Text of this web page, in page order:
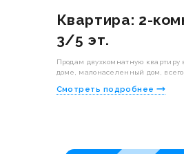
Квартира: 2-
3/5 эт.
Продам двухкомнатную квартиру
доме, малонаселенный дом, всего
Смотреть подробнее